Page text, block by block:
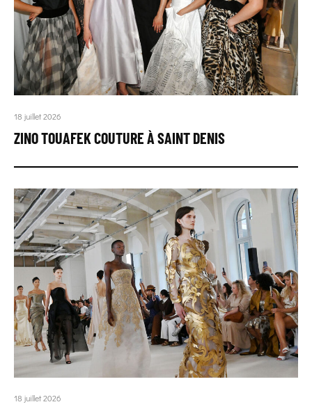
18 juillet 2026
ZINO TOUAFEK COUTURE À SAINT DENIS
18 juillet 2026